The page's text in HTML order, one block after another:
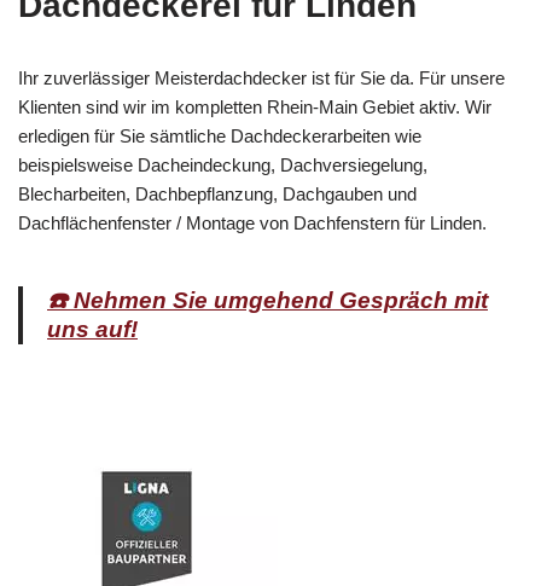
Ihr zuverlässiger Meisterdachdecker ist für Sie da. Für unsere
Klienten sind wir im kompletten Rhein-Main Gebiet aktiv. Wir
erledigen für Sie sämtliche Dachdeckerarbeiten wie
beispielsweise Dacheindeckung, Dachversiegelung,
Blecharbeiten, Dachbepflanzung, Dachgauben und
Dachflächenfenster / Montage von Dachfenstern für Linden.
☎️ Nehmen Sie umgehend Gespräch mit
uns auf!